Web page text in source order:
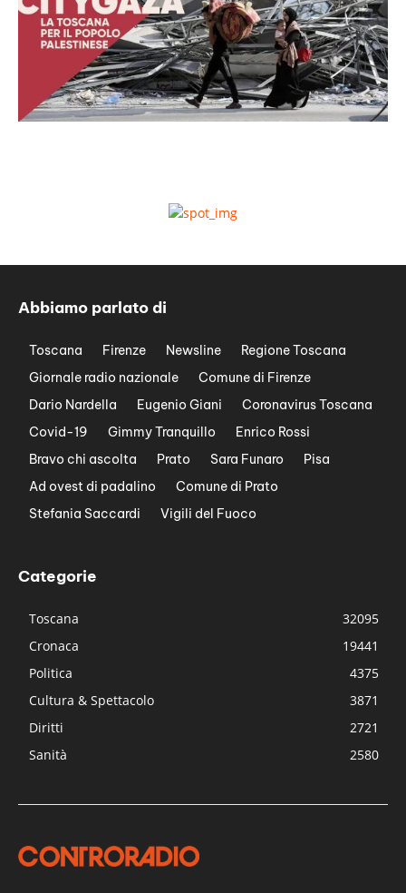
Abbiamo parlato di
Toscana Firenze Newsline
Regione Toscana
Giornale radio nazionale
Comune di Firenze
Dario Nardella
Eugenio Giani
Coronavirus Toscana
Covid-19
Gimmy Tranquillo
Enrico Rossi
Bravo chi ascolta
Prato Sara Funaro
Pisa
Ad ovest di padalino
Comune di Prato
Stefania Saccardi
Vigili del Fuoco
Categorie
Toscana
32095
Cronaca
19441
Politica
4375
Cultura & Spettacolo
3871
Diritti
2721
Sanità
2580